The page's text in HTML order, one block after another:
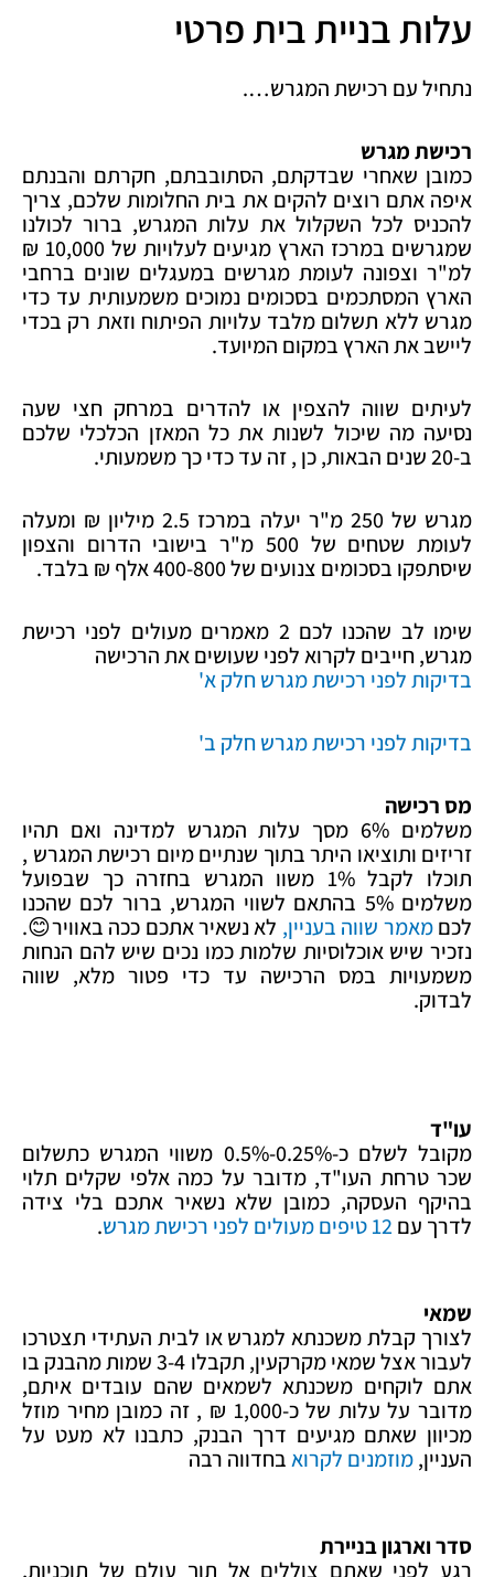
עלות בניית בית פרטי
נתחיל עם רכישת המגרש….
רכישת מגרש
כמובן שאחרי שבדקתם, הסתובבתם, חקרתם והבנתם
איפה אתם רוצים להקים את בית החלומות שלכם, צריך
להכניס לכל השקלול את עלות המגרש, ברור לכולנו
שמגרשים במרכז הארץ מגיעים לעלויות של 10,000 ₪
למ"ר וצפונה לעומת מגרשים במעגלים שונים ברחבי
הארץ המסתכמים בסכומים נמוכים משמעותית עד כדי
מגרש ללא תשלום מלבד עלויות הפיתוח וזאת רק בכדי
ליישב את הארץ במקום המיועד.
לעיתים שווה להצפין או להדרים במרחק חצי שעה
נסיעה מה שיכול לשנות את כל המאזן הכלכלי שלכם
ב-20 שנים הבאות, כן , זה עד כדי כך משמעותי.
מגרש של 250 מ"ר יעלה במרכז 2.5 מיליון ₪ ומעלה
לעומת שטחים של 500 מ"ר בישובי הדרום והצפון
שיסתפקו בסכומים צנועים של 400-800 אלף ₪ בלבד.
שימו לב שהכנו לכם 2 מאמרים מעולים לפני רכישת
מגרש, חייבים לקרוא לפני שעושים את הרכישה
בדיקות לפני רכישת מגרש חלק א'
בדיקות לפני רכישת מגרש חלק ב'
מס רכישה
משלמים 6% מסך עלות המגרש למדינה ואם תהיו
זריזים ותוציאו היתר בתוך שנתיים מיום רכישת המגרש ,
תוכלו לקבל 1% משוו המגרש בחזרה כך שבפועל
משלמים 5% בהתאם לשווי המגרש, ברור לכם שהכנו
לכםמאמר שווה בעניין, לא נשאיר אתכם ככה באוויר😊.
נזכיר שיש אוכלוסיות שלמות כמו נכים שיש להם הנחות
משמעויות במס הרכישה עד כדי פטור מלא, שווה
לבדוק.
עו"ד
מקובל לשלם כ-0.25%-0.5% משווי המגרש כתשלום
שכר טרחת העו"ד, מדובר על כמה אלפי שקלים תלוי
בהיקף העסקה, כמובן שלא נשאיר אתכם בלי צידה
לדרך עם 12 טיפים מעולים לפני רכישת מגרש .
שמאי
לצורך קבלת משכנתא למגרש או לבית העתידי תצטרכו
לעבור אצל שמאי מקרקעין, תקבלו 3-4 שמות מהבנק בו
אתם לוקחים משכנתא לשמאים שהם עובדים איתם,
מדובר על עלות של כ-1,000 ₪ , זה כמובן מחיר מוזל
מכיוון שאתם מגיעים דרך הבנק, כתבנו לא מעט על
העניין,מוזמנים לקרואבחדווה רבה
סדר וארגון בניירת
רגע לפני שאתם צוללים אל תוך עולם של תוכניות,